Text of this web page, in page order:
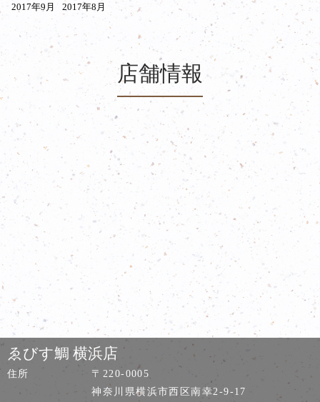
2017年9月
2017年8月
店舗情報
ゑびす鯛 横浜店
住所
〒220-0005
神奈川県横浜市西区南幸2-9-17